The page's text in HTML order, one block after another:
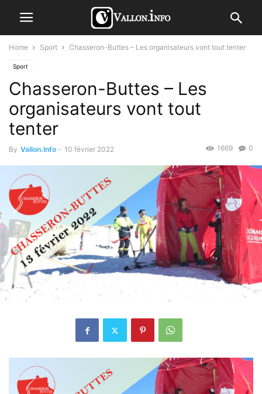
Home Sport Chasseron-Buttes – Les organisateurs vont tout tenter
Sport
Chasseron-Buttes – Les
organisateurs vont tout
tenter
By Vallon.Info - 10 février 2022 0
1669